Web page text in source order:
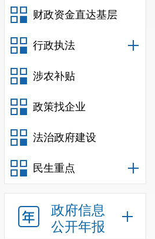
财政资金直达基层
行政执法
涉农补贴
政策找企业
法治政府建设
民生重点
政府信息
公开年报